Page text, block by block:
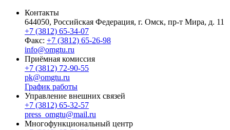
Контакты
644050, Российская Федерация, г. Омск, пр-т Мира, д. 11
+7 (3812) 65-34-07
Факс: +7 (3812) 65-26-98
info@omgtu.ru
Приёмная комиссия
+7 (3812) 72-90-55
pk@omgtu.ru
График работы
Управление внешних связей
+7 (3812) 65-32-57
press_omgtu@mail.ru
Многофункциональный центр